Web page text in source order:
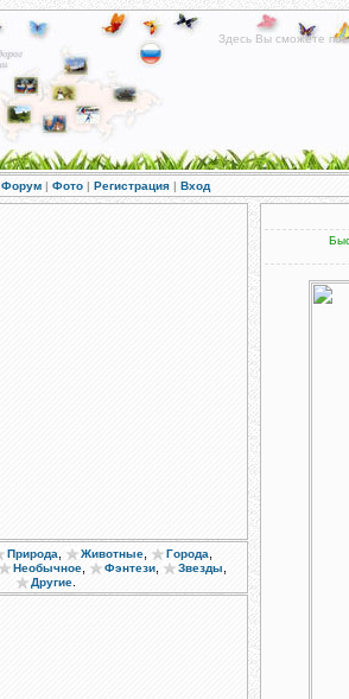
Здесь Вы сможете
Форум | Фото | Регистрация | Вход
Природа Животные Города
Необычное Фэнтези Звезды
Другие.